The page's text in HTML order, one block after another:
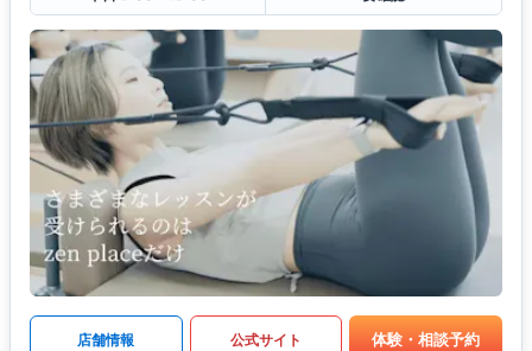
店舗情報 公式サイト 体験・相談予約